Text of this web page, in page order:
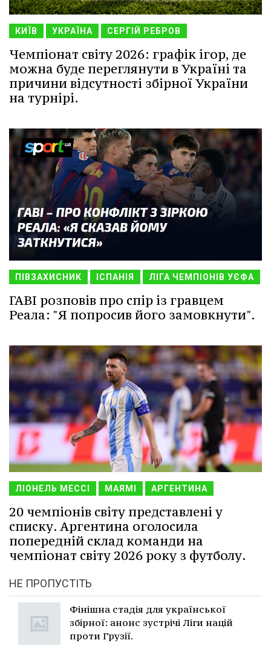
КИЇВ УКРАЇНА СЕРГІЙ РЕБРОВ
Чемпіонат світу 2026: графік ігор, де
можна буде переглянути в Україні та
причини відсутності збірної України
на турнірі.
ПІВЗАХИСНИК ІСПАНІЯ ЛІГА ЧЕМПІОНІВ УЄФА
ГАВІ розповів про спір із гравцем
Реала: "Я попросив його замовкнути".
ЛІОНЕЛЬ МЕССІ МАЯМІ АРГЕНТИНА
20 чемпіонів світу представлені у
списку. Аргентина оголосила
попередній склад команди на
чемпіонат світу 2026 року з футболу.
НЕ ПРОПУСТІТЬ
Фінішна стадія для української
збірної: анонс зустрічі Ліги націй
проти Грузії.